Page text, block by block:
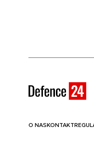
O NASKONTAKT